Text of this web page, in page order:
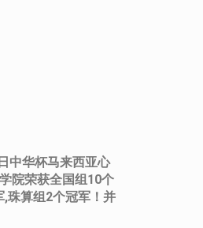
中华杯马来西亚心
院荣获全国组10个
,珠算组2个冠军！并